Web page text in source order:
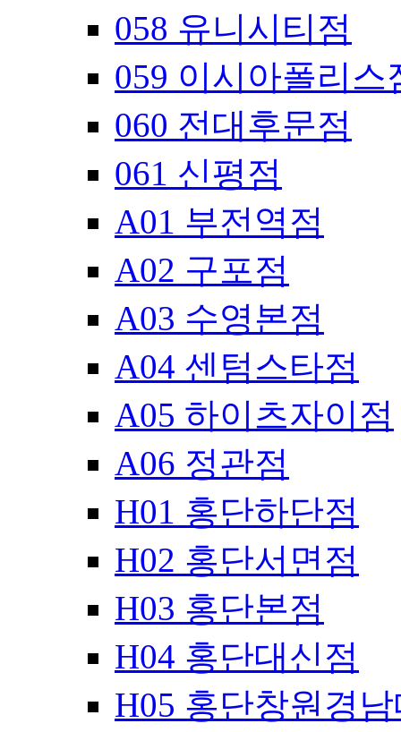
058 유니시티점
059 이시아폴리스
060 전대후문점
061 신평점
A01 부전역점
A02 구포점
A03 수영본점
A04 센텀스타점
A05 하이츠자이점
A06 정관점
H01 홍단하단점
H02 홍단서면점
H03 홍단본점
H04 홍단대신점
H05 홍단창원경